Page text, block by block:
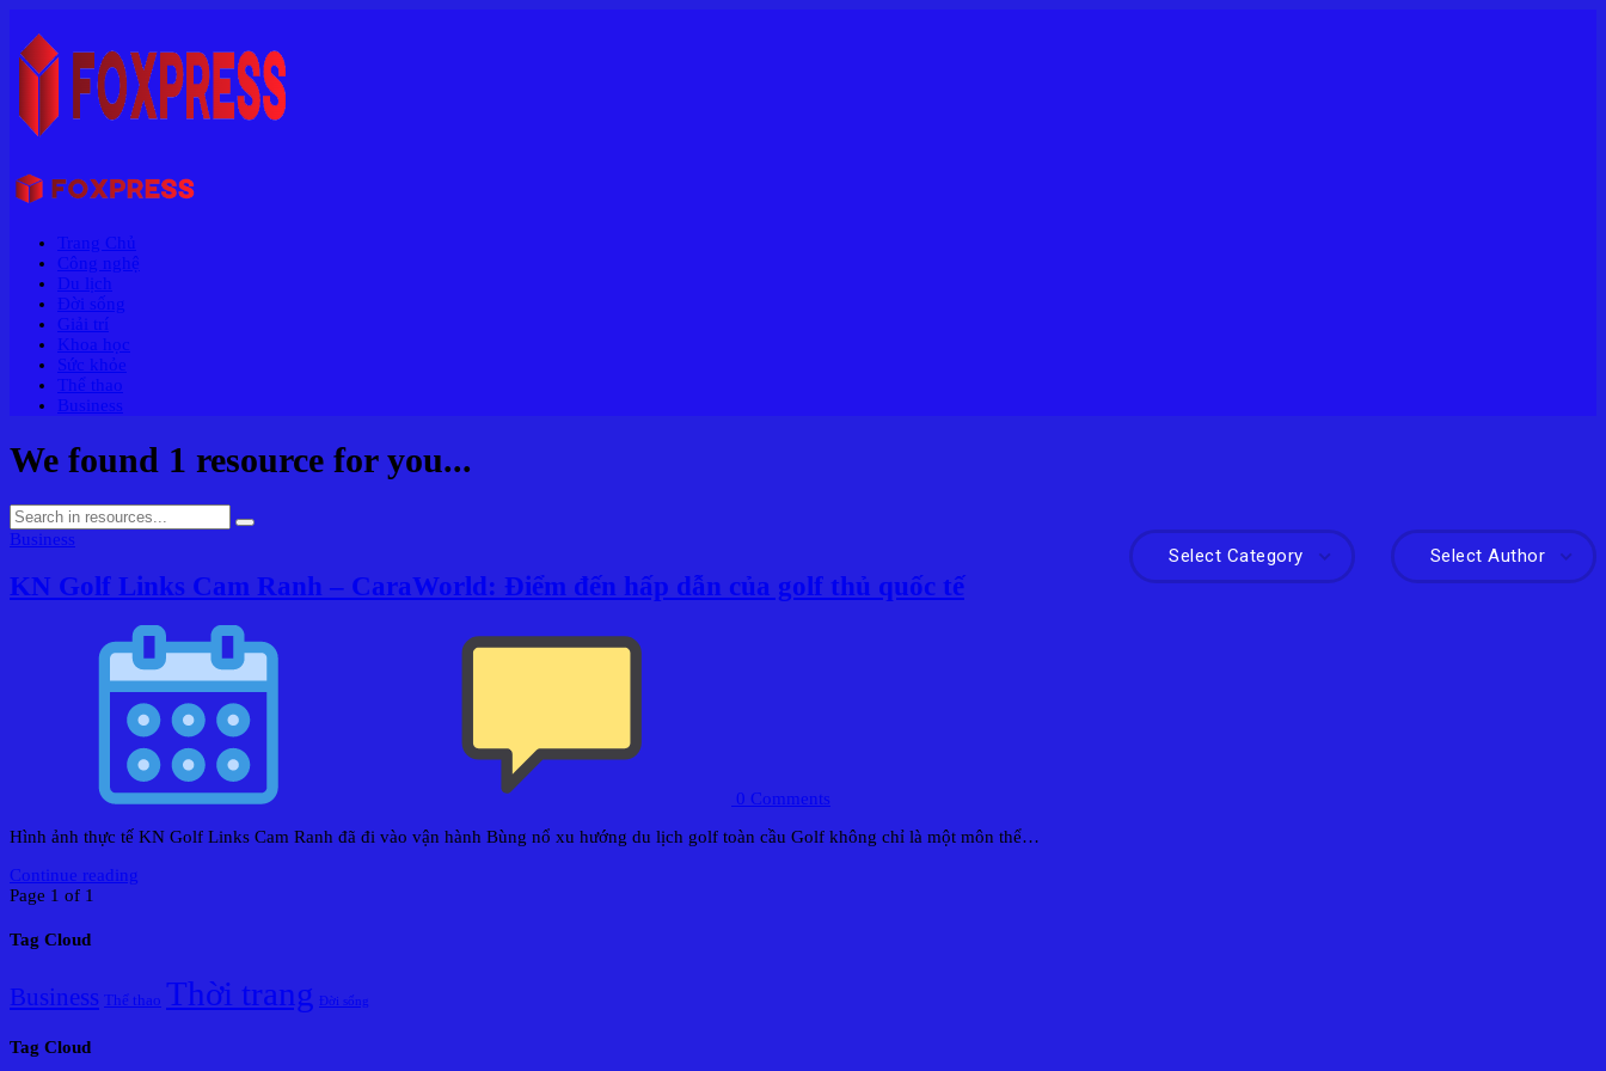
Trang Chủ
Công nghệ
Du lịch
Đời sống
Giải trí
Khoa học
Sức khỏe
Thể thao
Business
We found 1 resource for you...
Select Author
Select Category
Business
KN Golf Links Cam Ranh – CaraWorld: Điểm đến hấp dẫn của golf thủ quốc tế
0 Comments
Hình ảnh thực tế KN Golf Links Cam Ranh đã đi vào vận hành Bùng nổ xu hướng du lịch golf toàn cầu Golf không chỉ là một môn thể…
Continue reading
Page 1 of 1
Tag Cloud
Business Thể thao Thời trang Đời sống
Tag Cloud